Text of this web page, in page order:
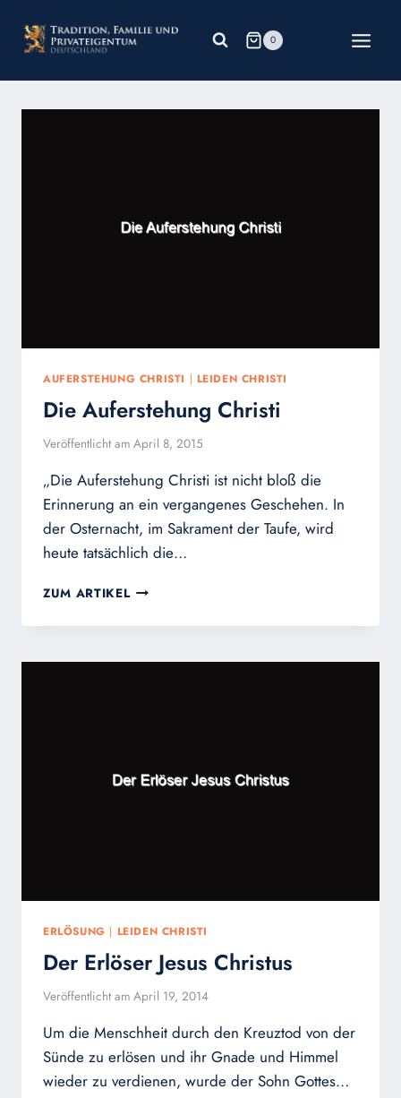
Inhalt
springen
0
AUFERSTEHUNG CHRISTI | LEIDEN CHRISTI
Die Auferstehung Christi
Veröffentlicht am April 8, 2015
„Die Auferstehung Christi ist nicht bloß die
Erinnerung an ein vergangenes Geschehen. In
der Osternacht, im Sakrament der Taufe, wird
heute tatsächlich die…
ZUM ARTIKEL DIE
CHRISTI
ERLÖSUNG | LEIDEN CHRISTI
Der Erlöser Jesus Christus
Veröffentlicht am April 19, 2014
Um die Menschheit durch den Kreuztod von der
Sünde zu erlösen und ihr Gnade und Himmel
wieder zu verdienen, wurde der Sohn Gottes…